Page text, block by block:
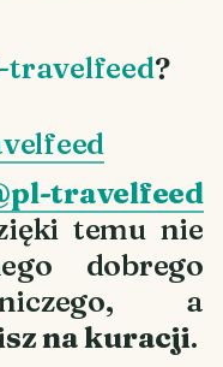
travelfeed?
travelfeed
temu nie
dobrego
a
na kuracji.